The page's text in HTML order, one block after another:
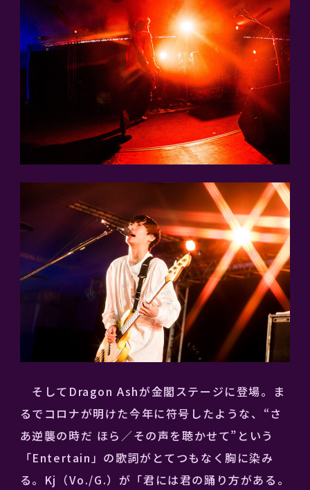
そしてDragon Ashが金閣ステージに登場。ま
るでコロナが明けた今年に符号したような、“さ
あ逆襲の時だ ほら／その声を聴かせて”という
「Entertain」の歌詞がとてつもなく胸に染み
る。Kj（Vo./G.）が「君には君の踊り方がある。